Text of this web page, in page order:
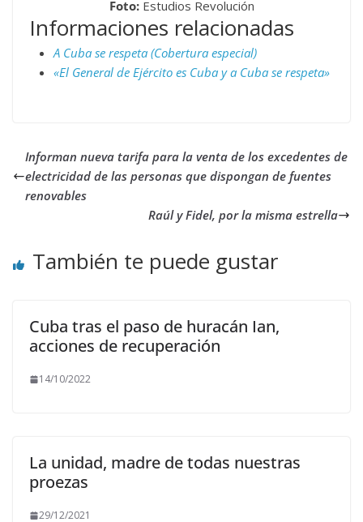
Foto: Estudios Revolución
Informaciones relacionadas
A Cuba se respeta (Cobertura especial)
«El General de Ejército es Cuba y a Cuba se respeta»
Informan nueva tarifa para la venta de los excedentes de
electricidad de las personas que dispongan de fuentes
renovables
Raúl y Fidel, por la misma estrella
También te puede gustar
Cuba tras el paso de huracán Ian,
acciones de recuperación
14/10/2022
La unidad, madre de todas nuestras
proezas
29/12/2021